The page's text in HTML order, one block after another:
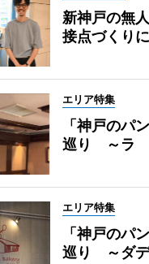
新神戸の無
接点づくり
エリア特集
「神戸のパ
巡り ～ラ
エリア特集
「神戸のパ
巡り ～ダデ